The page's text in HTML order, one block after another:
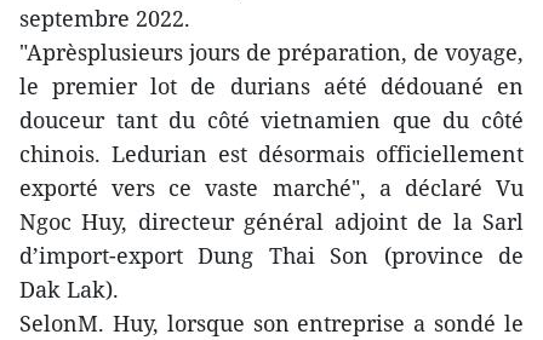
septembre 2022.
"Aprèsplusieurs jours de préparation, de voyage,
le premier lot de durians aété dédouané en
douceur tant du côté vietnamien que du côté
chinois. Ledurian est désormais officiellement
exporté vers ce vaste marché", a déclaré Vu
Ngoc Huy, directeur général adjoint de la Sarl
d’import-export Dung Thai Son (province de
Dak Lak).
SelonM. Huy, lorsque son entreprise a sondé le